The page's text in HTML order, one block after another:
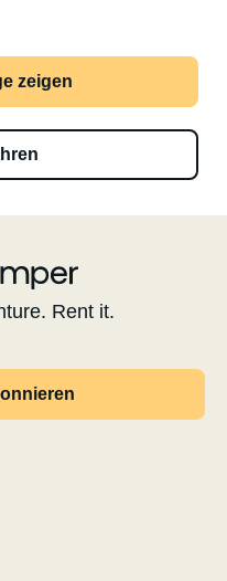
zeigen
Rent it.